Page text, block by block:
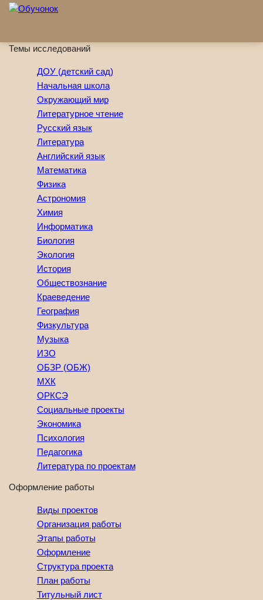
Перейти к основному содержанию
Темы исследований
ДОУ (детский сад)
Начальная школа
Окружающий мир
Литературное чтение
Русский язык
Литература
Английский язык
Математика
Физика
Астрономия
Химия
Информатика
Биология
Экология
История
Обществознание
Краеведение
География
Физкультура
Музыка
ИЗО
ОБЗР (ОБЖ)
МХК
ОРКСЭ
Социальные проекты
Экономика
Психология
Педагогика
Литература по проектам
Оформление работы
Виды проектов
Организация работы
Этапы работы
Оформление
Структура проекта
План работы
Титульный лист